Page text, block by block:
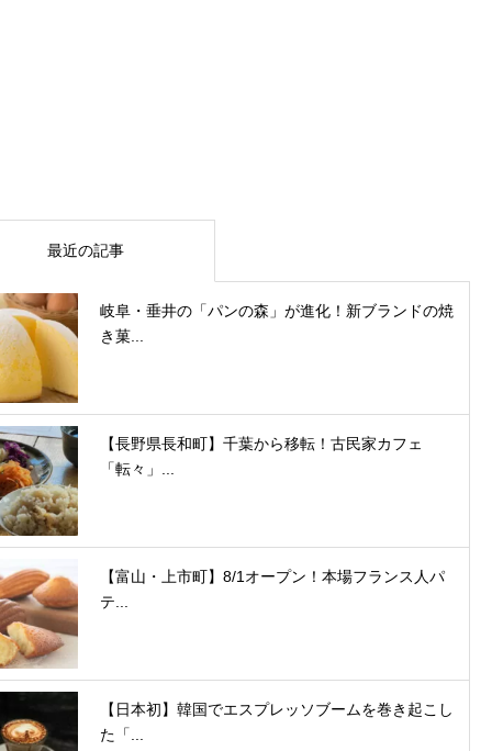
最近の記事
岐阜・垂井の「パンの森」が進化！新ブランドの焼
き菓...
【長野県長和町】千葉から移転！古民家カフェ
「転々」...
【富山・上市町】8/1オープン！本場フランス人パ
テ...
【日本初】韓国でエスプレッソブームを巻き起こし
た「...